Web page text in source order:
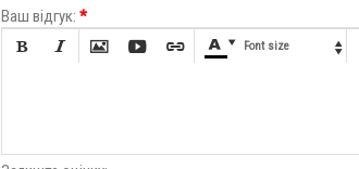
Ваш відгук: *

      Font size 